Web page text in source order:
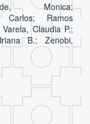
Monica;
Carlos; Ramos
Claudia P.;
B.; Zenobi,